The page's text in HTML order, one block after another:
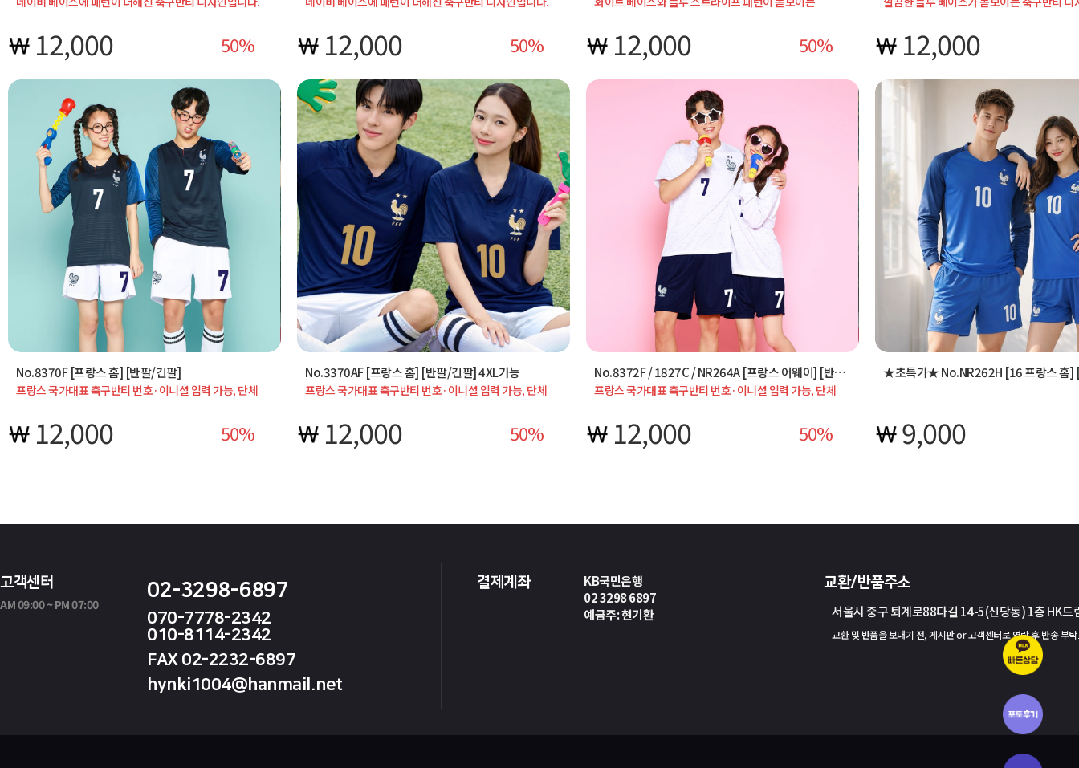
연출합니다.
12,000 50
연출합니다.
12,000 50
반팔/긴팔 선택 가능, 4XL까지 제작 가능하며 등번호
마킹과 단체 인쇄 맞춤 주문을 지원합니다.
12,000 50
긴팔 선택 가능, 4XL까지 제작 가능하며 등번호 마킹과 단체
인쇄 맞춤 주문을 지원합니다
12,000
No.8370F [프랑스 홈] [반팔/긴팔]
프랑스 국가대표 축구반티 번호·이니셜 입력 가능, 단체
12,000 50
No.3370AF [프랑스 홈] [반팔/긴팔] 4XL가능
프랑스 국가대표 축구반티 번호·이니셜 입력 가능, 단체
12,000 50
No.8372F / 1827C / NR264A [프랑스 어웨이] [반팔/긴팔]
프랑스 국가대표 축구반티 번호·이니셜 입력 가능, 단체
12,000 50
★초특가★ No.NR262H [16 프랑스 홈]
9,000
고객센터
AM 09:00 ~ PM 07:00
02-3298-6897
070-7778-2342
010-8114-2342
FAX 02-2232-6897
hynki1004@hanmail.net
결제계좌
KB국민은행
02 3298 6897
예금주: 현기환
교환/반품주소
서울시 중구 퇴계로88다길 14-5(신당동) 1층 HK드
교환 및 반품을 보내기 전, 게시판 or 고객센터로 연락 후 반송 부